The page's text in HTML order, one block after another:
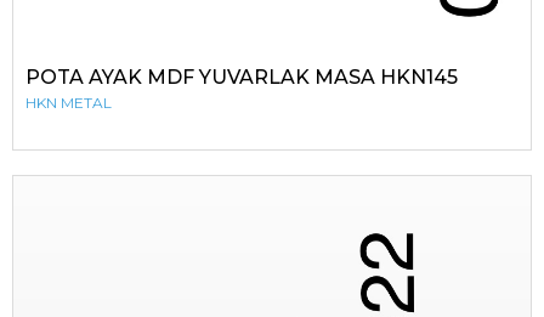
POTA AYAK MDF YUVARLAK MASA HKN145
HKN METAL